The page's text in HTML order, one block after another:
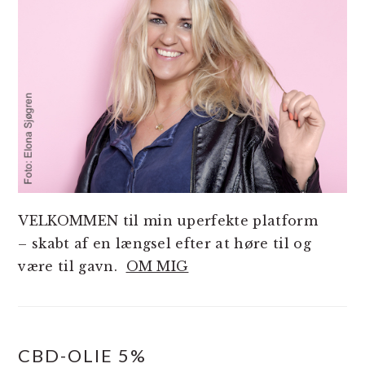
VELKOMMEN til min uperfekte platform
– skabt af en længsel efter at høre til og
være til gavn. OM MIG
CBD-OLIE 5%